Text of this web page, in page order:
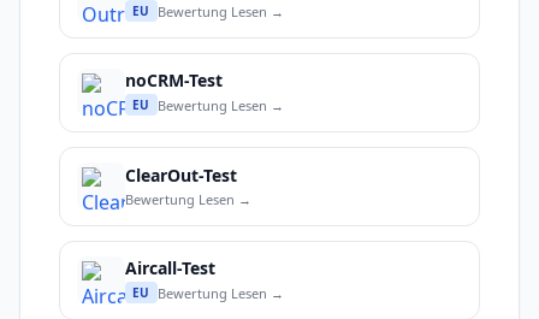
EU Bewertung Lesen →
noCRM-Test
EU Bewertung Lesen →
ClearOut-Test
Bewertung Lesen →
Aircall-Test
EU Bewertung Lesen →